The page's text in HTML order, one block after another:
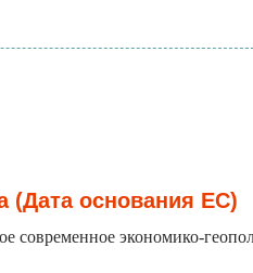
(Дата основания ЕС)
современное экономико-